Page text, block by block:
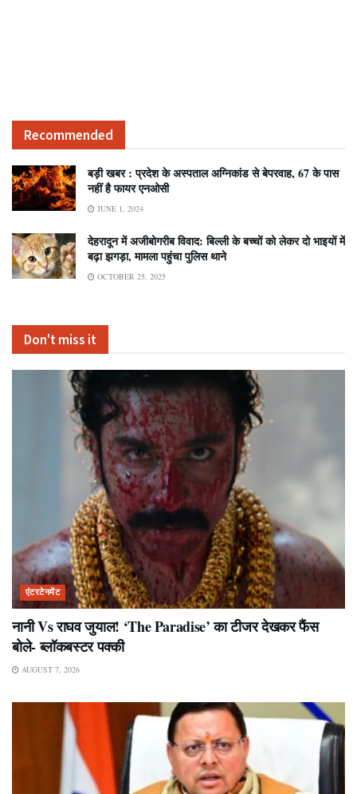
Recommended
बड़ी खबर : प्रदेश के अस्पताल अग्निकांड से बेपरवाह, 67 के पास
नहीं है फायर एनओसी
JUNE 1, 2024
देहरादून में अजीबोगरीब विवाद: बिल्ली के बच्चों को लेकर दो भाइयों में
बढ़ा झगड़ा, मामला पहुंचा पुलिस थाने
OCTOBER 25, 2025
Don't miss it
एंटरटेनमेंट
नानी Vs राघव जुयाल! ‘The Paradise’ का टीजर देखकर फैंस
बोले- ब्लॉकबस्टर पक्की
AUGUST 7, 2026